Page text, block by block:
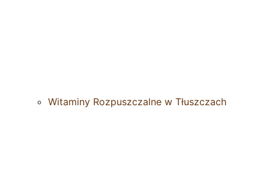
Witaminy Rozpuszczalne w Tłuszczach